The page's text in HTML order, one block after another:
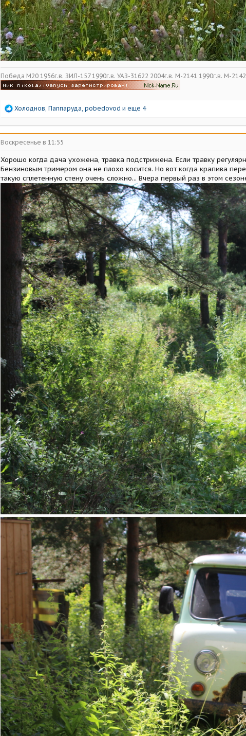
Победа М20 1956г.в. ЗИЛ-157 1990г.в. УАЗ-31622 2004г.в. М-2141 1990г.в. М-
Р
а
к
ц
и
и
Холоднов, Паппаруда, pobedovod и еще 4
Воскресенье в 11:55
Хорошо когда дача ухожена, травка подстрижена. Если травку
Бензиновым тримером она не плохо косится. Но вот когда крапива
такую сплетенную стену очень сложно... Вчера первый раз в этом